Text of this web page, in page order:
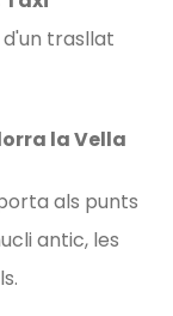
trasllat
la Vella
als punts
antic, les